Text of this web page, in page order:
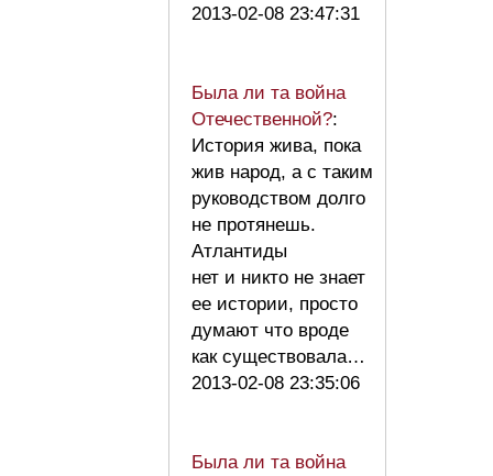
2013-02-08 23:47:31
Была ли та война
Отечественной?:
История жива, пока
жив народ, а с таким
руководством долго
не протянешь.
Атлантиды
нет и никто не знает
ее истории, просто
думают что вроде
как существовала…
2013-02-08 23:35:06
Была ли та война